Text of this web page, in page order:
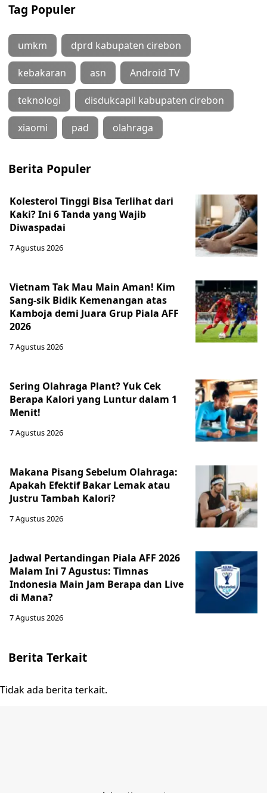
Tag Populer
umkm dprd kabupaten cirebon
kebakaran asn Android TV
teknologi disdukcapil kabupaten cirebon
xiaomi pad olahraga
Berita Populer
Kolesterol Tinggi Bisa Terlihat dari
Kaki? Ini 6 Tanda yang Wajib
Diwaspadai
7 Agustus 2026
Vietnam Tak Mau Main Aman! Kim
Sang-sik Bidik Kemenangan atas
Kamboja demi Juara Grup Piala AFF
2026
7 Agustus 2026
Sering Olahraga Plant? Yuk Cek
Berapa Kalori yang Luntur dalam 1
Menit!
7 Agustus 2026
Makana Pisang Sebelum Olahraga:
Apakah Efektif Bakar Lemak atau
Justru Tambah Kalori?
7 Agustus 2026
Jadwal Pertandingan Piala AFF 2026
Malam Ini 7 Agustus: Timnas
Indonesia Main Jam Berapa dan Live
di Mana?
7 Agustus 2026
Berita Terkait
Tidak ada berita terkait.